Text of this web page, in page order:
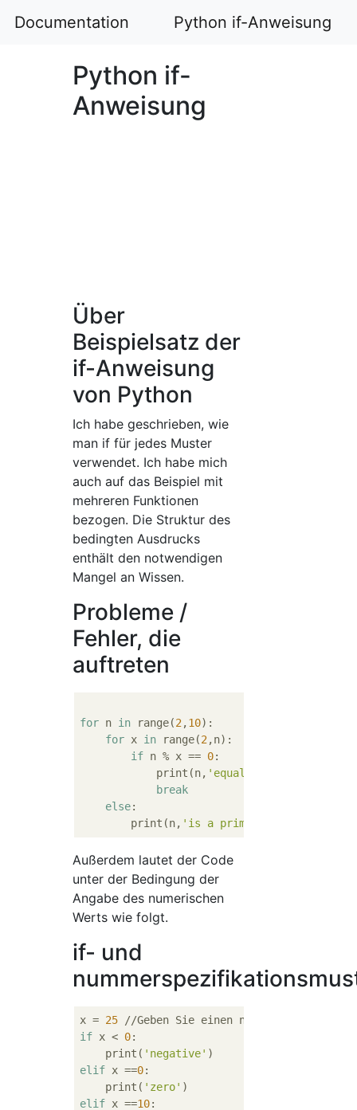
Documentation Python if-Anweisung
Python if-
Anweisung
Über
Beispielsatz der
if-Anweisung
von Python
Ich habe geschrieben, wie
man if für jedes Muster
verwendet. Ich habe mich
auch auf das Beispiel mit
mehreren Funktionen
bezogen. Die Struktur des
bedingten Ausdrucks
enthält den notwendigen
Mangel an Wissen.
Probleme /
Fehler, die
auftreten
for n in range(2 ,10):
for x in range(2 ,n):
if n % x == 0:
            print(n,
'equals'
break
else:
        print(n,
'is a prime number'
Außerdem lautet der Code
unter der Bedingung der
Angabe des numerischen
Werts wie folgt.
if- und
x = 25
if x < 0:
    print(
'negative'
elif x ==0:
    print(
'zero'
elif x ==10: